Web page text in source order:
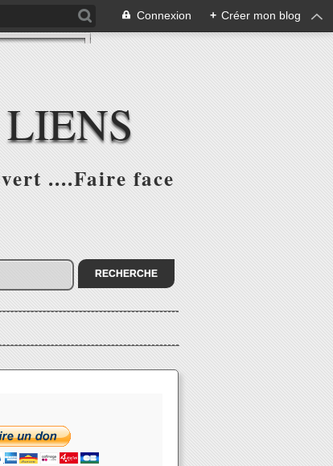
Connexion + Créer mon blog
....Faire face